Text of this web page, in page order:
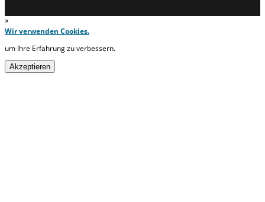
×
Wir verwenden Cookies.
um Ihre Erfahrung zu verbessern.
Akzeptieren